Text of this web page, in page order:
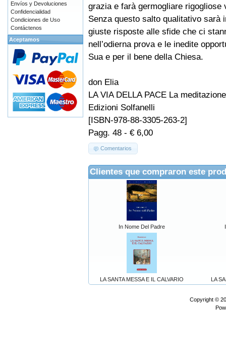
grazia e farà germogliare
Senza questo salto qualitativo sarà
giuste risposte alle sfide che ci
nell’odierna prova e le inedite
Sua e per il bene della Chiesa.
don Elia
LA VIA DELLA PACE La
Edizioni Solfanelli
[ISBN-978-88-3305-263-2]
Pagg. 48 - € 6,00
Comentarios
Clientes que compraron este
In Nome Del Padre
LA SANTA MESSA E IL CALVARIO LA
Envíos y Devoluciones
Confidencialidad
Condiciones de Uso
Contáctenos
Aceptamos
Copyright ©